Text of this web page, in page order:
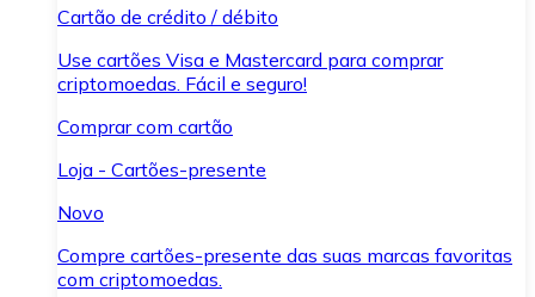
Cartão de crédito / débito
Use cartões Visa e Mastercard para comprar
criptomoedas. Fácil e seguro!
Comprar com cartão
Loja - Cartões-presente
Novo
Compre cartões-presente das suas marcas favoritas
com criptomoedas.